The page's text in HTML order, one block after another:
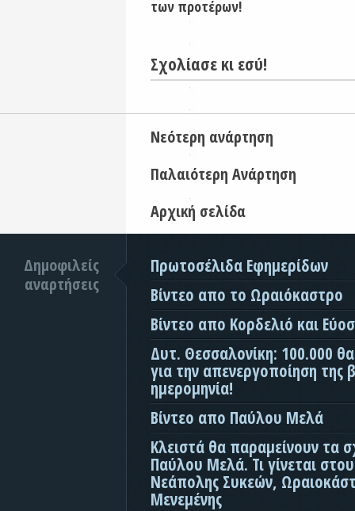
των προτέρων!
Σχολίασε κι εσύ!
Νεότερη ανάρτηση
Παλαιότερη Ανάρτηση
Αρχική σελίδα
Δημοφιλείς
αναρτήσεις
Πρωτοσέλιδα Εφημερίδων
Βίντεο απο το Ωραιόκαστρο
Βίντεο απο Κορδελιό και
Δυτ. Θεσσαλονίκη: 100.000
για την απενεργοποίηση της
ημερομηνία!
Βίντεο απο Παύλου Μελά
Κλειστά θα παραμείνουν τα
Παύλου Μελά. Τι γίνεται
Νεάπολης Συκεών,
Μενεμένης